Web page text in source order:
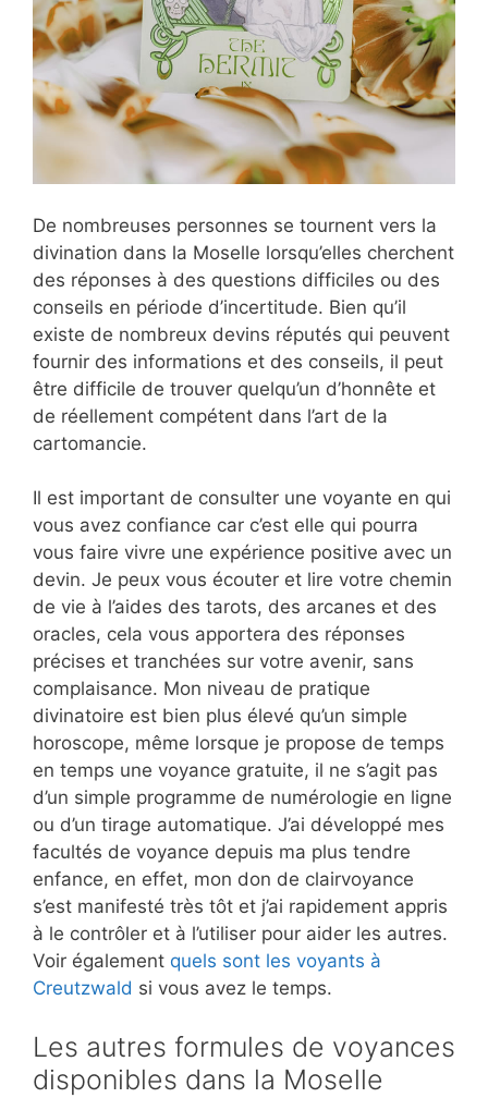
De nombreuses personnes se tournent vers la
divination dans la Moselle lorsqu’elles cherchent
des réponses à des questions difficiles ou des
conseils en période d’incertitude. Bien qu’il
existe de nombreux devins réputés qui peuvent
fournir des informations et des conseils, il peut
être difficile de trouver quelqu’un d’honnête et
de réellement compétent dans l’art de la
cartomancie.
Il est important de consulter une voyante en qui
vous avez confiance car c’est elle qui pourra
vous faire vivre une expérience positive avec un
devin. Je peux vous écouter et lire votre chemin
de vie à l’aides des tarots, des arcanes et des
oracles, cela vous apportera des réponses
précises et tranchées sur votre avenir, sans
complaisance. Mon niveau de pratique
divinatoire est bien plus élevé qu’un simple
horoscope, même lorsque je propose de temps
en temps une voyance gratuite, il ne s’agit pas
d’un simple programme de numérologie en ligne
ou d’un tirage automatique. J’ai développé mes
facultés de voyance depuis ma plus tendre
enfance, en effet, mon don de clairvoyance
s’est manifesté très tôt et j’ai rapidement appris
à le contrôler et à l’utiliser pour aider les autres.
Voir également quels sont les voyants à
Creutzwald si vous avez le temps.
Les autres formules de voyances
disponibles dans la Moselle